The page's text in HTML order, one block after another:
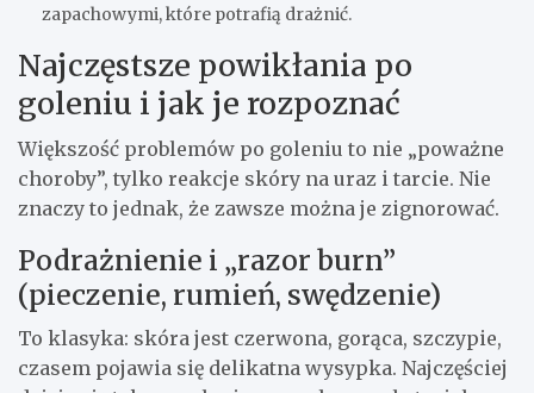
zapachowymi, które potrafią drażnić.
Najczęstsze powikłania po
goleniu i jak je rozpoznać
Większość problemów po goleniu to nie „poważne
choroby”, tylko reakcje skóry na uraz i tarcie. Nie
znaczy to jednak, że zawsze można je zignorować.
Podrażnienie i „razor burn”
(pieczenie, rumień, swędzenie)
To klasyka: skóra jest czerwona, gorąca, szczypie,
czasem pojawia się delikatna wysypka. Najczęściej